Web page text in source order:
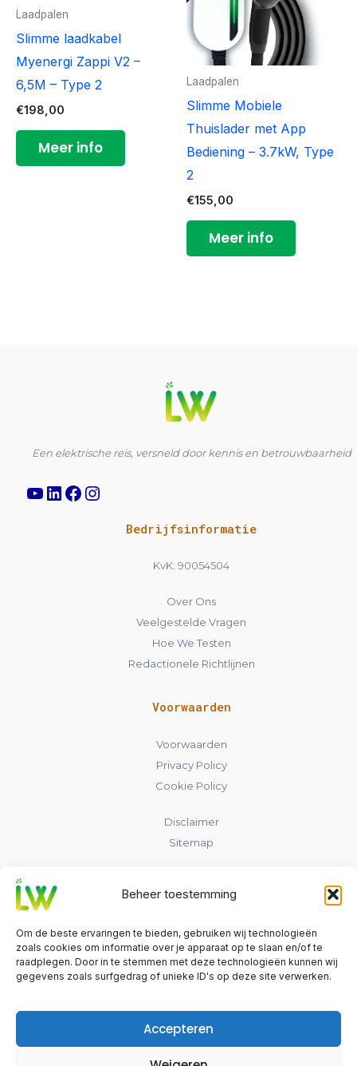
Beheer toestemming
Om de beste ervaringen te bieden, gebruiken wij technologieën
zoals cookies om informatie over je apparaat op te slaan en/of te
raadplegen. Door in te stemmen met deze technologieën kunnen wij
gegevens zoals surfgedrag of unieke ID's op deze site verwerken.
Accepteren
Laadpalen
Slimme laadkabel
Myenergi Zappi V2 –
6,5M – Type 2
€198,00
Meer info
Laadpalen
Slimme Mobiele
Thuislader met App
Bediening – 3.7kW, Type
2
€155,00
Meer info
Een elektrische reis, versneld door kennis en betrouwbaarheid
Instagram
Bedrijfsinformatie
KvK: 90054504
Over Ons
Veelgestelde Vragen
Hoe We Testen
Redactionele Richtlijnen
Voorwaarden
Voorwaarden
Privacy Policy
Cookie Policy
Disclaimer
Sitemap
Nederland
info@laadpaalwijs.nl